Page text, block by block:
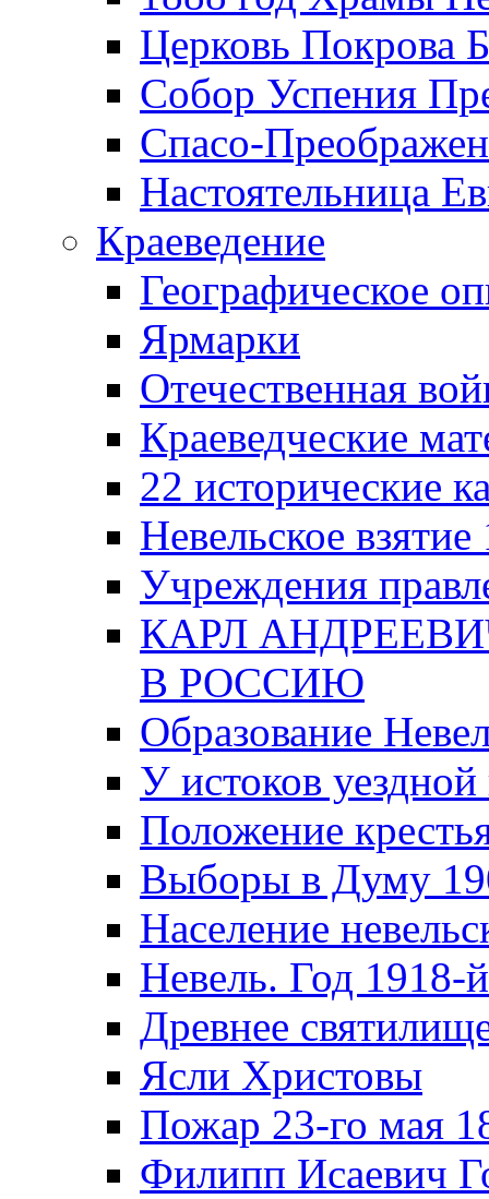
Церковь Покрова
Собор Успения
Спасо-
Настоятельница
Краеведение
Географическое
Ярмарки
Отечественная
Краеведческие
22 исторические
Невельское
Учреждения
КАРЛ
В РОССИЮ
Образование
У истоков
Положение
Выборы в Думу
Население
Невель. Год 1918-
Древнее
Ясли Христовы
Пожар 23-го мая
Филипп Исаевич